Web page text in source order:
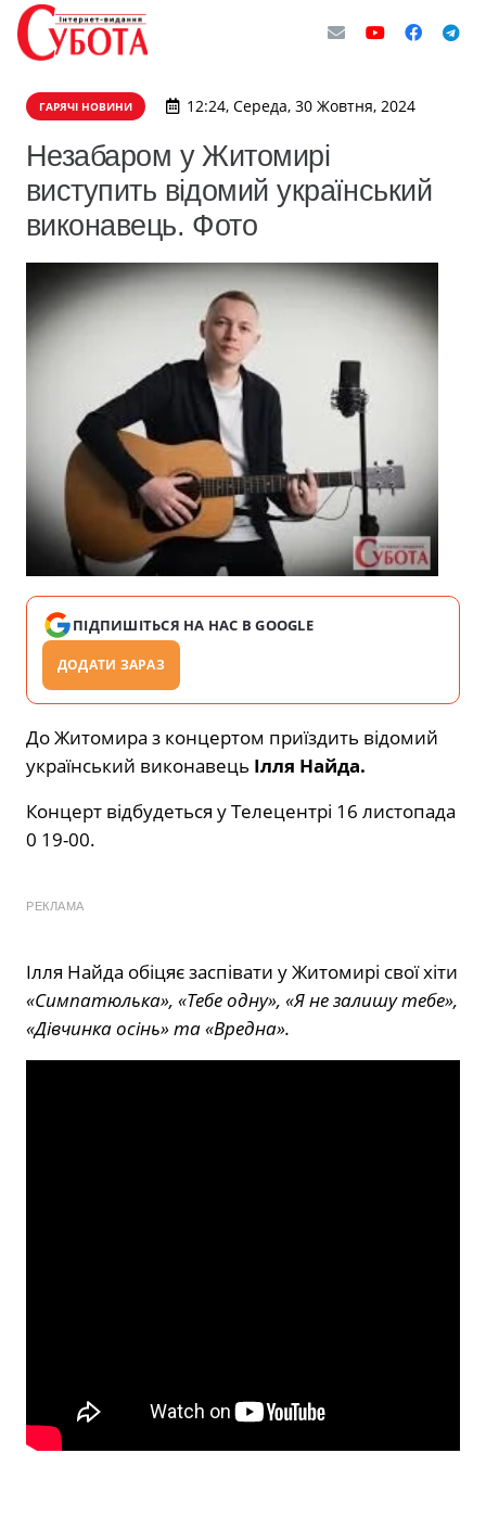
ГАРЯЧІ НОВИНИ 12:24, Середа, 30 Жовтня, 2024
Незабаром у Житомирі
виступить відомий український
виконавець. Фото
ПІДПИШІТЬСЯ НА НАС В GOOGLE
ДОДАТИ ЗАРАЗ
До Житомира з концертом приїздить відомий
український виконавець Ілля Найда.
Концерт відбудеться у Телецентрі 16 листопада
0 19-00.
РЕКЛАМА
Ілля Найда обіцяє заспівати у Житомирі свої хіти
«Симпатюлька», «Тебе одну», «Я не залишу тебе»,
«Дівчинка осінь» та «Вредна».